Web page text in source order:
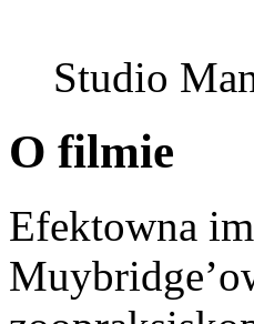
Studio
O filmie
Efektowna